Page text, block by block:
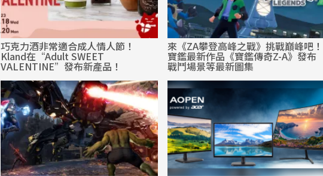
巧克力酒非常適合成人情人節！
Kland在“Adult SWEET
VALENTINE”發布新產品！
來《ZA攀登高峰之戰》挑戰巔峰吧！
寶鑑最新作品《寶鑑傳奇Z-A》發布
戰鬥場景等最新圖集